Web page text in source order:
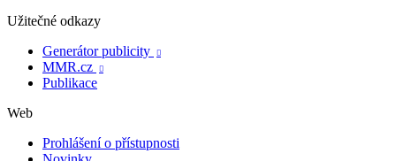
Užitečné odkazy
Generátor publicity

MMR.cz 
Publikace
Web
Prohlášení o přístupnosti